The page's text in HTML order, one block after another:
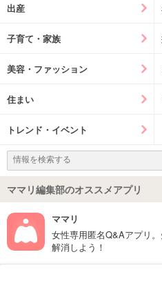
出産
子育て・家族
美容・ファッション
住まい
トレンド・イベント
ママリ編集部のオススメアプリ
ママリ
女性専用匿名Q&Aアプリ
解消しよう！